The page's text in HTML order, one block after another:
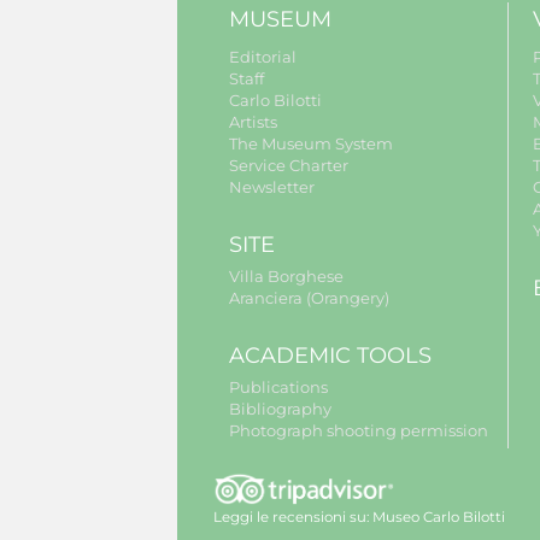
MUSEUM
Editorial
Staff
Carlo Bilotti
Artists
The Museum System
Service Charter
Newsletter
SITE
Villa Borghese
Aranciera (Orangery)
ACADEMIC TOOLS
Publications
Bibliography
Photograph shooting permission
Leggi le recensioni su: Museo Carlo Bilotti